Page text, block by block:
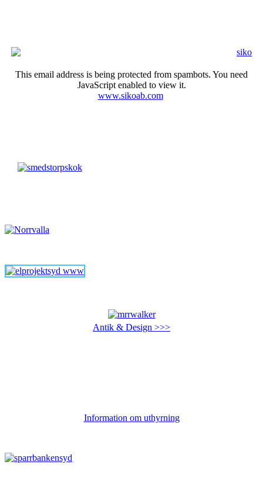
This email address is being protected from spambots. You need
JavaScript enabled to view it.
www.sikoab.com
Antik & Design >>>
Information om uthyrning